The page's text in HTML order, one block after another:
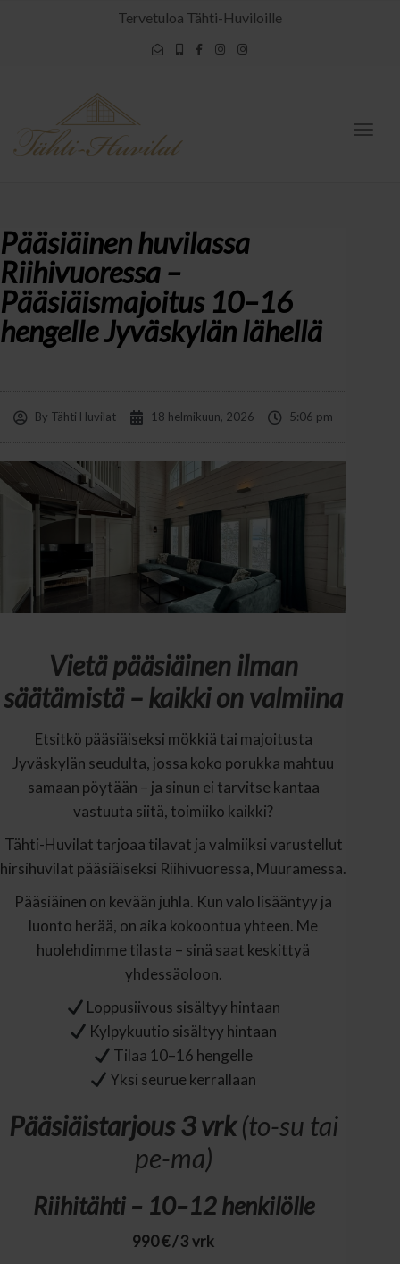
Tervetuloa Tähti-Huviloille
Pääsiäinen huvilassa
Riihivuoressa –
Pääsiäismajoitus 10–16
hengelle Jyväskylän lähellä
By Tähti Huvilat 18 helmikuun, 2026 5:06 pm
Vietä pääsiäinen ilman
säätämistä – kaikki on valmiina
Etsitkö pääsiäiseksi mökkiä tai majoitusta
Jyväskylän seudulta, jossa koko porukka mahtuu
samaan pöytään – ja sinun ei tarvitse kantaa
vastuuta siitä, toimiiko kaikki?
Tähti-Huvilat tarjoaa tilavat ja valmiiksi varustellut
hirsihuvilat pääsiäiseksi Riihivuoressa, Muuramessa.
Pääsiäinen on kevään juhla. Kun valo lisääntyy ja
luonto herää, on aika kokoontua yhteen. Me
huolehdimme tilasta – sinä saat keskittyä
yhdessäoloon.
Loppusiivous sisältyy hintaan
Kylpykuutio sisältyy hintaan
Tilaa 10–16 hengelle
Yksi seurue kerrallaan
Pääsiäistarjous 3 vrk(to-su tai
pe-ma)
Riihitähti – 10–12 henkilölle
990 € / 3 vrk